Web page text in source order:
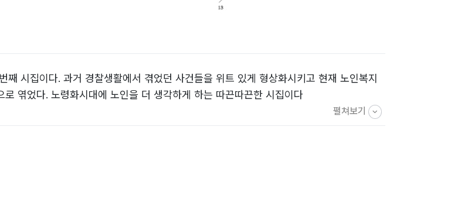
시집이다. 과거 경찰생활에서 겪었던 사건들을 위트 있게 형상화시키고 현재 노인복지
엮었다. 노령화시대에 노인을 더 생각하게 하는 따끈따끈한 시집이다
펼쳐보기